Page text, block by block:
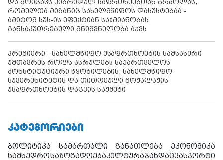
და მოიცავს ჰიბრიდულ საფრთხეებთან ბრძოლას,
რომელთა მიზანიც სახელმწიფოს დასუსტებაა -
ამიტომ სუს-ის ეფექტიან საქმიანობას
განსაკუთრებული მნიშვნელობა აქვს
პრემიერი - სახელმწიფო უსაფრთხოების სამსახური
უმთავრეს როლს ასრულებს საქართველოს
კონსტიტუციური წყობილების, სახელმწიფო
სუვერენიტეტის და თითოეული მოქალაქის
უსაფრთხოების დაცვის საქმეში
ᲙᲐᲢᲔᲒᲝᲠᲘᲔᲑᲘ
პოლიტიკა სამართალი განათლება
ეკონომიკა
სამხედროსაზოგადოებაკულტურაჯანდაცვასპორტი